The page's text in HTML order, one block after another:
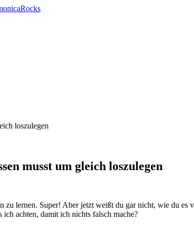
loszulegen
musst um gleich loszulegen
zu lernen. Super! Aber jetzt weißt du gar nicht, wie du
achten, damit ich nichts falsch mache?